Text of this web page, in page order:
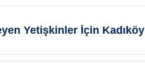
Yetişkinler İçin Kadıköy